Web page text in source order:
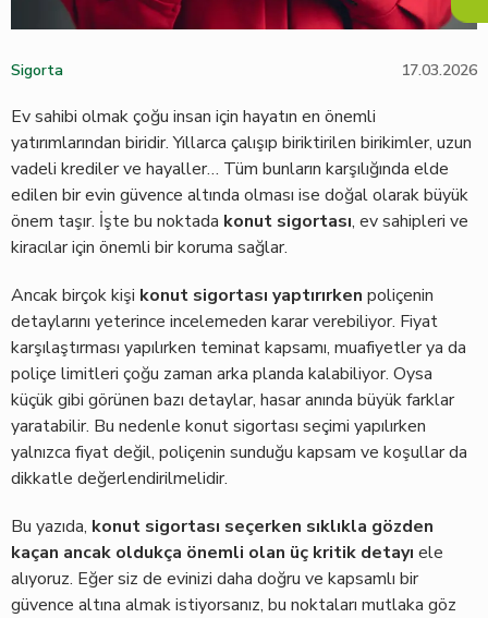
Sigorta 17.03.2026
Ev sahibi olmak çoğu insan için hayatın en önemli
yatırımlarından biridir. Yıllarca çalışıp biriktirilen birikimler, uzun
vadeli krediler ve hayaller… Tüm bunların karşılığında elde
edilen bir evin güvence altında olması ise doğal olarak büyük
önem taşır. İşte bu noktada konut sigortası, ev sahipleri ve
kiracılar için önemli bir koruma sağlar.
Ancak birçok kişi konut sigortası yaptırırken poliçenin
detaylarını yeterince incelemeden karar verebiliyor. Fiyat
karşılaştırması yapılırken teminat kapsamı, muafiyetler ya da
poliçe limitleri çoğu zaman arka planda kalabiliyor. Oysa
küçük gibi görünen bazı detaylar, hasar anında büyük farklar
yaratabilir. Bu nedenle konut sigortası seçimi yapılırken
yalnızca fiyat değil, poliçenin sunduğu kapsam ve koşullar da
dikkatle değerlendirilmelidir.
Bu yazıda, konut sigortası seçerken sıklıkla gözden
kaçan ancak oldukça önemli olan üç kritik detayı ele
alıyoruz. Eğer siz de evinizi daha doğru ve kapsamlı bir
güvence altına almak istiyorsanız, bu noktaları mutlaka göz